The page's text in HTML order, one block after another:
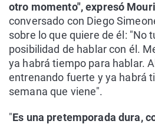
otro momento", expresó
conversado con Diego
sobre lo que quiere de él: "No
posibilidad de hablar con él.
ya habrá tiempo para hablar.
entrenando fuerte y ya habrá
semana que viene".
"Es una pretemporada dura,